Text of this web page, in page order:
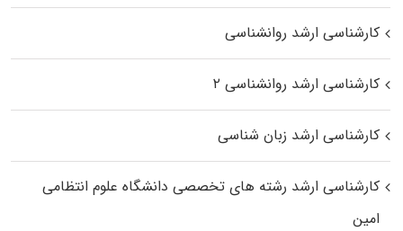
کارشناسی ارشد روانشناسی
کارشناسی ارشد روانشناسی ۲
کارشناسی ارشد زبان شناسی
کارشناسی ارشد رﺷﺘﻪ ﻫﺎی تخصصی داﻧﺸﮕﺎه ﻋﻠﻮم انتظامی
اﻣﻴﻦ